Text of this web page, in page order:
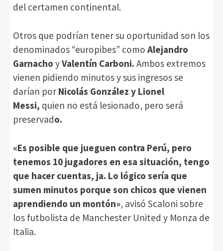
del certamen continental.
Otros que podrían tener su oportunidad son los
denominados “europibes” como Alejandro
Garnacho yValentín Carboni. Ambos extremos
vienen pidiendo minutos y sus ingresos se
darían por Nicolás González y Lionel
Messi, quien no está lesionado, pero será
preservado.
«Es posible que jueguen contra Perú, pero
tenemos 10 jugadores en esa situación, tengo
que hacer cuentas, ja. Lo lógico sería que
sumen minutos porque son chicos que vienen
aprendiendo un montón», avisó Scaloni sobre
los futbolista de Manchester United y Monza de
Italia.